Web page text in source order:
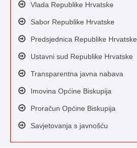
Vlada Republike Hrvatske
Sabor Republike Hrvatske
Predsjednica Republike Hrvatske
Ustavni sud Republike Hrvatske
Transparentna javna nabava
Imovina Općine Biskupija
Proračun Općine Biskupija
Savjetovanja s javnošću